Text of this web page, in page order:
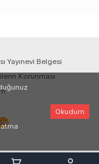
Yayınevi Belgesi
Korunması
Okudum